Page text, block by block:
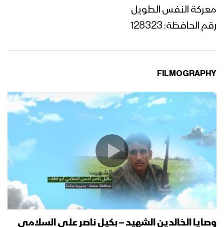
معركة النفس الطويل
رقم الحافظة: 128323
FILMOGRAPHY
وصايا الخالدين الشهيد – بكيل ناصر علي السلامي